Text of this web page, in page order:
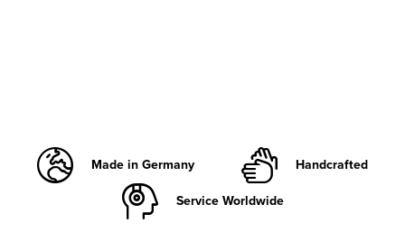
Made in Germany
Handcrafted
Service Worldwide